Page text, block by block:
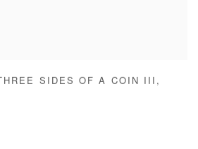
THREE SIDES OF A COIN III ,